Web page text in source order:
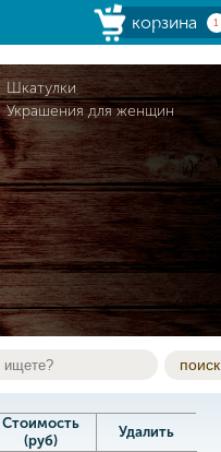
корзина 1
Шкатулки
Украшения для женщин
поиск
Стоимость
(руб)
Удалить